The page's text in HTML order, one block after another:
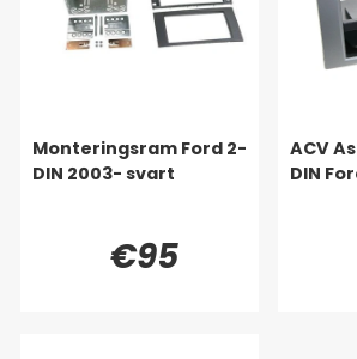
Monteringsram Ford 2-
DIN 2003- svart
€95
ACV
DIN